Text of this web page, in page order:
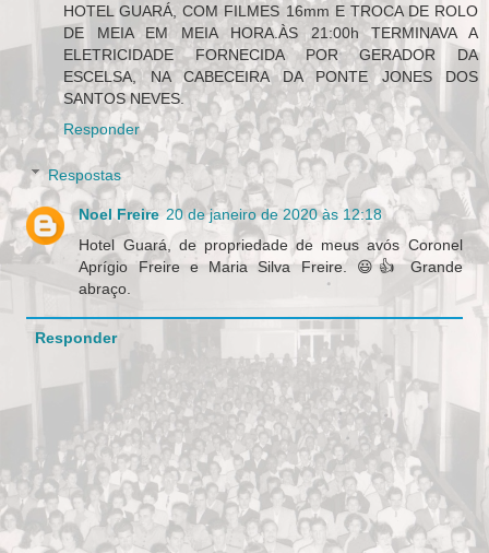
HOTEL GUARÁ, COM FILMES 16mm E TROCA DE ROLO
DE MEIA EM MEIA HORA.ÀS 21:00h TERMINAVA A
ELETRICIDADE FORNECIDA POR GERADOR DA
ESCELSA, NA CABECEIRA DA PONTE JONES DOS
SANTOS NEVES.
Responder
Respostas
Noel Freire 20 de janeiro de 2020 às 12:18
Hotel Guará, de propriedade de meus avós Coronel
Aprígio Freire e Maria Silva Freire. 😃👍 Grande
abraço.
Responder